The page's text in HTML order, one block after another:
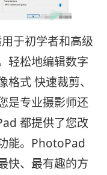
于初学者和高级
轻松地编辑数字
式 快速裁剪、
是专业摄影师还
都提供了您改
能。PhotoPad
快、最有趣的方